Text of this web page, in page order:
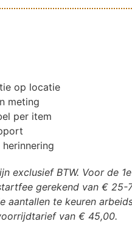
op locatie
meting
per item
exclusief BTW. Voor de
gerekend van € 25-
aantallen te keuren
van € 45,00.